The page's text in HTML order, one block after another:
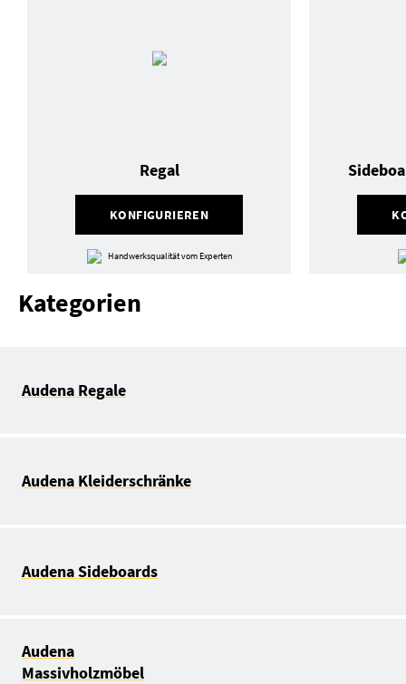
KONFIGURIEREN
Regal
Handwerksqualität vom Experten
Kategorien
Audena Regale
Audena Kleiderschränke
Audena Sideboards
Audena
Massivholzmöbel